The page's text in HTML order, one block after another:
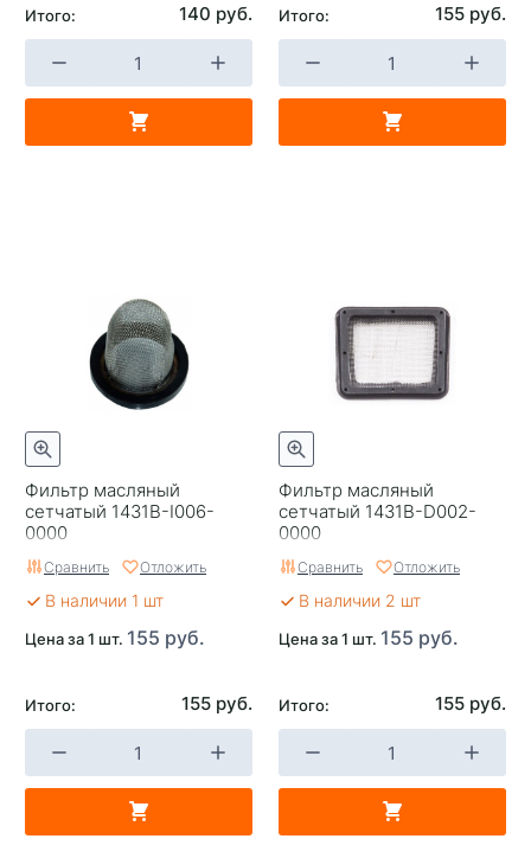
Итого: 140 руб. Итого: 155 руб.
Фильтр масляный
сетчатый 1431B-I006-
0000
Сравнить Отложить
В наличии 1 шт
Цена за 1 шт. 155 руб.
Итого: 155 руб.
Фильтр масляный
сетчатый 1431B-D002-
0000
Сравнить Отложить
В наличии 2 шт
Цена за 1 шт. 155 руб.
Итого: 155 руб.